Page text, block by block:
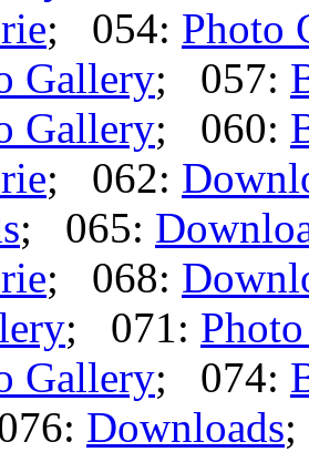
; 054: Photo
Gallery; 057:
Gallery; 060:
; 062:
; 065:
; 068:
; 071:
Gallery; 074:
Downloads